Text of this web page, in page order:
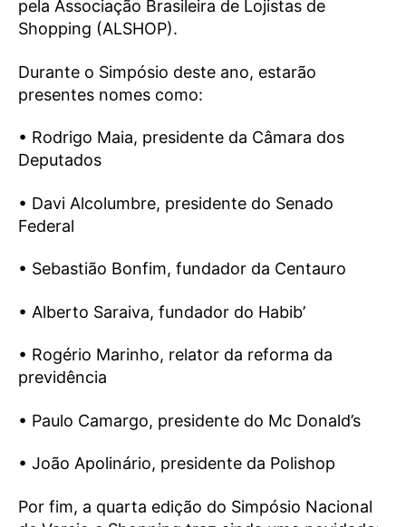
pela Associação Brasileira de Lojistas de
Shopping (ALSHOP).
Durante o Simpósio deste ano, estarão
presentes nomes como:
• Rodrigo Maia, presidente da Câmara dos
Deputados
• Davi Alcolumbre, presidente do Senado
Federal
• Sebastião Bonfim, fundador da Centauro
• Alberto Saraiva, fundador do Habib’
• Rogério Marinho, relator da reforma da
previdência
• Paulo Camargo, presidente do Mc Donald’s
• João Apolinário, presidente da Polishop
Por fim, a quarta edição do Simpósio Nacional